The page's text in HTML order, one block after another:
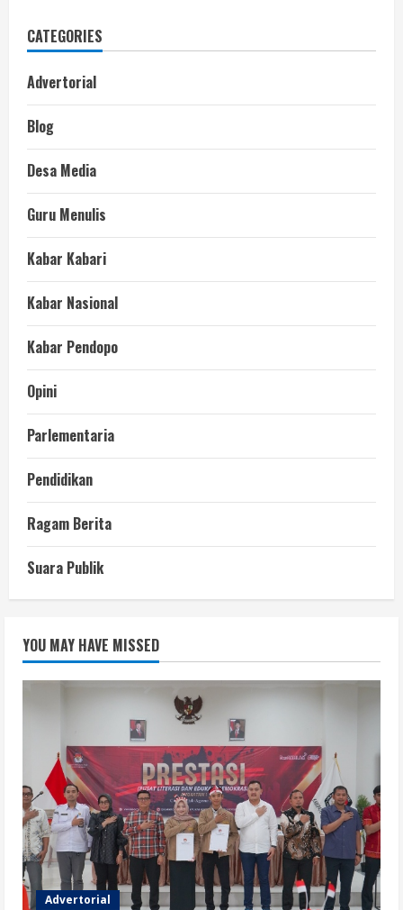
CATEGORIES
Advertorial
Blog
Desa Media
Guru Menulis
Kabar Kabari
Kabar Nasional
Kabar Pendopo
Opini
Parlementaria
Pendidikan
Ragam Berita
Suara Publik
YOU MAY HAVE MISSED
Advertorial